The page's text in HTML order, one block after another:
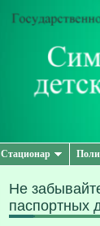
Стационар
Не
паспортных